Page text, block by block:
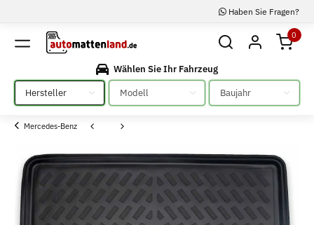
Haben Sie Fragen?
0
Wählen Sie Ihr Fahrzeug
Bitte auswählen
Bitte auswählen Bitte auswählen
Mercedes-Benz